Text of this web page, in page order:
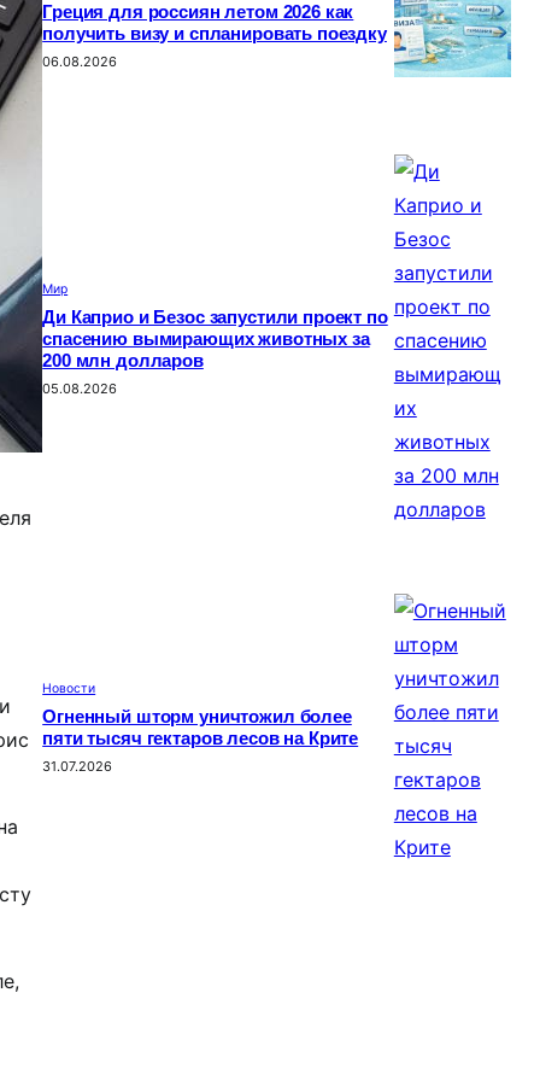
Греция для россиян летом 2026 как
получить визу и спланировать поездку
06.08.2026
Мир
Ди Каприо и Безос запустили проект по
спасению вымирающих животных за
200 млн долларов
05.08.2026
Новости
Огненный шторм уничтожил более
пяти тысяч гектаров лесов на Крите
31.07.2026